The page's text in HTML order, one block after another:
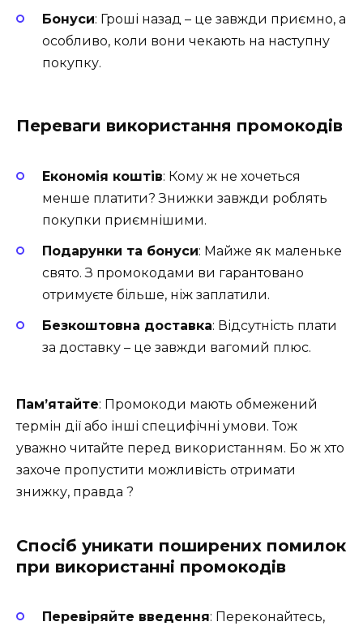
Бонуси: Гроші назад – це завжди приємно, а
особливо, коли вони чекають на наступну
покупку.
Переваги використання промокодів
Економія коштів: Кому ж не хочеться
менше платити? Знижки завжди роблять
покупки приємнішими.
Подарунки та бонуси: Майже як маленьке
свято. З промокодами ви гарантовано
отримуєте більше, ніж заплатили.
Безкоштовна доставка: Відсутність плати
за доставку – це завжди вагомий плюс.
Пам’ятайте: Промокоди мають обмежений
термін дії або інші специфічні умови. Тож
уважно читайте перед використанням. Бо ж хто
захоче пропустити можливість отримати
знижку, правда ?
Спосіб уникати поширених помилок
при використанні промокодів
Перевіряйте введення: Переконайтесь,